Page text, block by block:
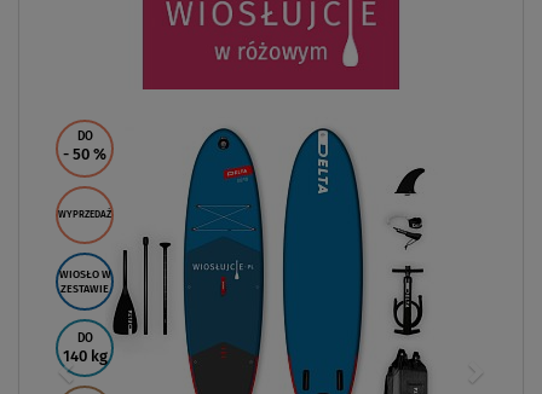
DO
- 50 %
WYPRZEDAŻ
WIOSŁO W
ZESTAWIE
DO
140 kg